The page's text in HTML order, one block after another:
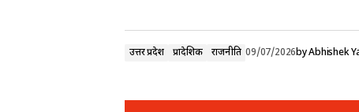
उत्तर प्रदेश प्रादेशिक राजनीति 09/07/2026byAbhishek